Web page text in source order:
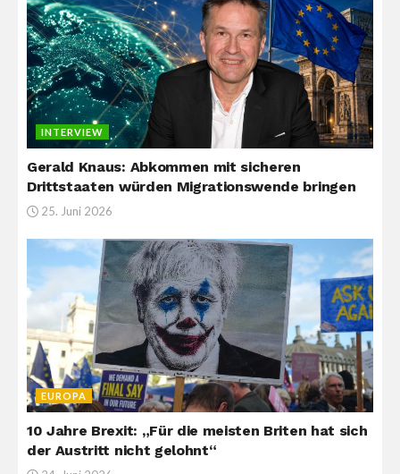
INTERVIEW
Gerald Knaus: Abkommen mit sicheren
Drittstaaten würden Migrationswende bringen
25. Juni 2026
EUROPA
10 Jahre Brexit: „Für die meisten Briten hat sich
der Austritt nicht gelohnt“